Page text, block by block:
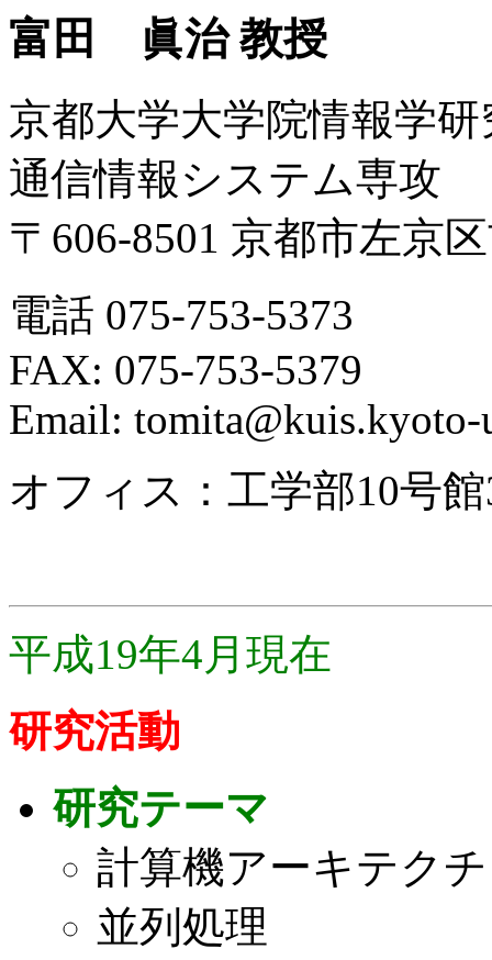
富田 眞治 教授
京都大学大学院情報学研
通信情報システム専攻
〒606-8501 京都市左京
電話 075-753-5373
FAX: 075-753-5379
Email: tomita@kuis.kyoto-
オフィス：工学部10号
平成19年4月現在
研究活動
研究テーマ
計算機アーキテク
並列処理